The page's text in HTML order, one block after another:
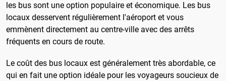
les bus sont une option populaire et économique. Les bus
locaux desservent régulièrement l'aéroport et vous
emmènent directement au centre-ville avec des arrêts
fréquents en cours de route.
Le coût des bus locaux est généralement très abordable, ce
qui en fait une option idéale pour les voyageurs soucieux de